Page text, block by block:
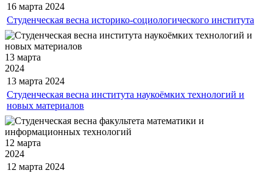
16 марта 2024
Студенческая весна историко-социологического института
13 марта
2024
13 марта 2024
Студенческая весна института наукоёмких технологий и
новых материалов
12 марта
2024
12 марта 2024